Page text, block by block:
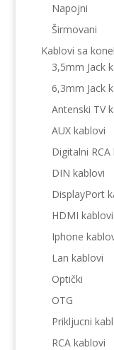
Napojni
Širmovani
Kablovi sa
3,5mm Jack
6,3mm Jack
Antenski TV
AUX kablovi
Digitalni RCA
DIN kablovi
DisplayPort
HDMI kablovi
Iphone
Lan kablovi
Optički
OTG
Prikljucni
RCA kablovi